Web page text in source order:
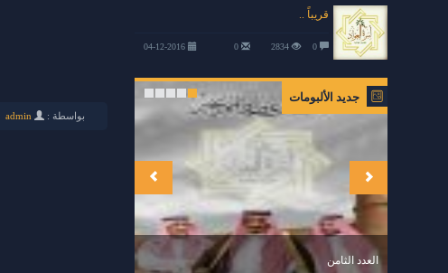
قريباً ..
04-12-2016 0
2834
0
جديد الألبومات
العدد الثامن
بواسطة : admin